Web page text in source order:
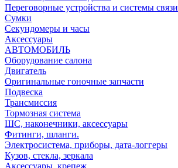
Переговорные устройства и системы связи
Сумки
Секундомеры и часы
Аксессуары
АВТОМОБИЛЬ
Оборудование салона
Двигатель
Оригинальные гоночные запчасти
Подвеска
Трансмиссия
Тормозная система
ШС, наконечники, аксессуары
Фитинги, шланги.
Электросистема, приборы, дата-логгеры
Кузов, стекла, зеркала
Аксессуары, крепеж